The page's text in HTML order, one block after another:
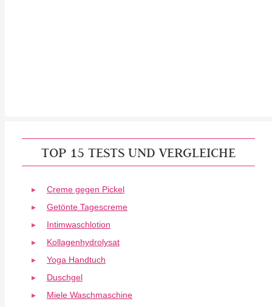
TOP 15 TESTS UND VERGLEICHE
Creme gegen Pickel
Getönte Tagescreme
Intimwaschlotion
Kollagenhydrolysat
Yoga Handtuch
Duschgel
Miele Waschmaschine